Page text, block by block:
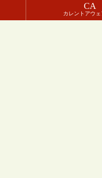
CA
カレントアウェ